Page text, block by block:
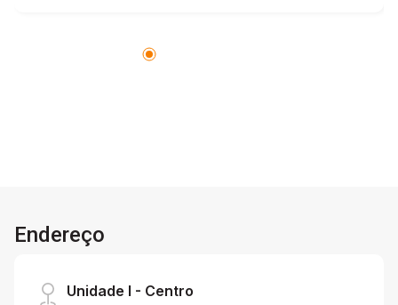
Endereço
Unidade I - Centro